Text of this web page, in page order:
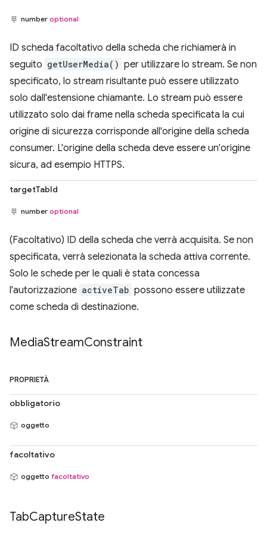
number optional
ID scheda facoltativo della scheda che richiamerà in
seguito getUserMedia() per utilizzare lo stream. Se non
specificato, lo stream risultante può essere utilizzato
solo dall'estensione chiamante. Lo stream può essere
utilizzato solo dai frame nella scheda specificata la cui
origine di sicurezza corrisponde all'origine della scheda
consumer. L'origine della scheda deve essere un'origine
sicura, ad esempio HTTPS.
targetTabId
number optional
(Facoltativo) ID della scheda che verrà acquisita. Se non
specificata, verrà selezionata la scheda attiva corrente.
Solo le schede per le quali è stata concessa
l'autorizzazione activeTab possono essere utilizzate
come scheda di destinazione.
MediaStreamConstraint
PROPRIETÀ
obbligatorio
oggetto
facoltativo
oggetto facoltativo
TabCaptureState